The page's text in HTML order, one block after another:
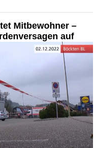
Mitbewohner –
auf